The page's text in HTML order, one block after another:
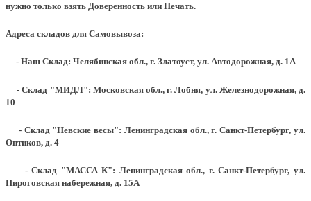
нужно только взять Доверенность или Печать.
Адреса складов для Самовывоза:
- Наш Склад: Челябинская обл., г. Златоуст, ул. Автодорожная, д. 1А
- Склад "МИДЛ": Московская обл., г. Лобня, ул. Железнодорожная, д.
10
- Склад "Невские весы": Ленинградская обл., г. Санкт-Петербург, ул.
Оптиков, д. 4
- Склад "МАССА К": Ленинградская обл., г. Санкт-Петербург, ул.
Пироговская набережная, д. 15А